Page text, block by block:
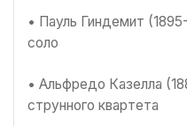
• Пауль Гиндемит
соло
• Альфредо Казелла
струнного квартета